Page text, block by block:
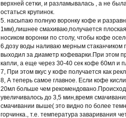
верхней сетки, и разламывалась , а не
остаться крупинок.
5. насыпаю полную воронку кофе и
1мм),лишнее смахиваю,получается
носиком воронки по столу, чтобы кофе
6.дозу воды наливаю мерным стаканчиком
выходил за диаметр кофеварки.При этом
капли, а еще через 30-40 сек кофе 60мл и
7, При этом вкус у кофе получается как
8, А теперь самое главное. Если кофе
20мл больше чем
увеличивалось до 3,5 мин,время
смачивании выше( это видно по более
горчинка., т.е. температура заваривания